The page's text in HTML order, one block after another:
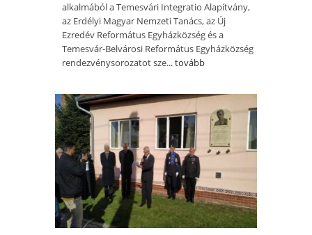
alkalmából a Temesvári Integratio Alapítvány,
az Erdélyi Magyar Nemzeti Tanács, az Új
Ezredév Református Egyházközség és a
Temesvár-Belvárosi Református Egyházközség
rendezvénysorozatot sze...tovább